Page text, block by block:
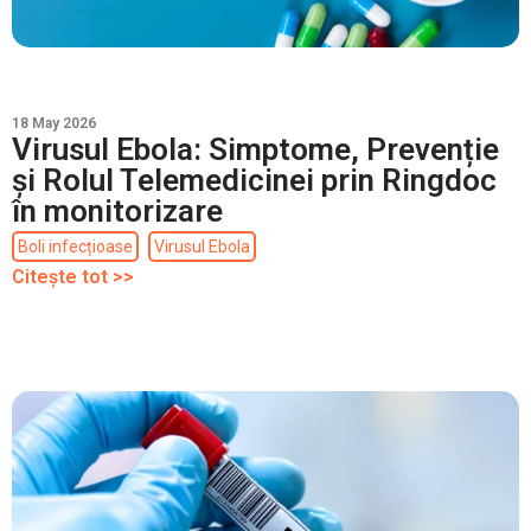
18 May 2026
Virusul Ebola: Simptome, Prevenție
și Rolul Telemedicinei prin Ringdoc
în monitorizare
Boli infecțioase Virusul Ebola
Citește tot >>